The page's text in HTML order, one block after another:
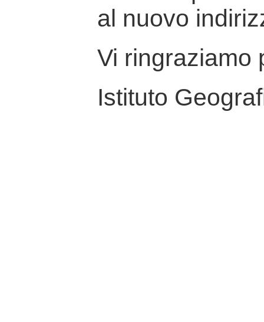
al nuovo
Vi ringraziamo
Istituto